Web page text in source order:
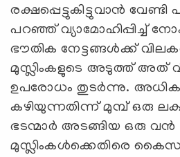
രക്ഷപ്പെട്ടുകിട്ടുവാന്‍
പറഞ്ഞ് വ്യാമോഹിപ്പിച്ച്
ഭൗതിക നേട്ടങ്ങള്‍ക്ക്
മുസ്ലിംകളുടെ അടുത്ത് അത്
ഉപരോധം തുടര്‍ന്നു.
കഴിയുന്നതിന്ന് മുമ്പ് ഒരു
ഭടന്മാര്‍ അടങ്ങിയ ഒരു
മുസ്ലിംകള്‍ക്കെതിരെ